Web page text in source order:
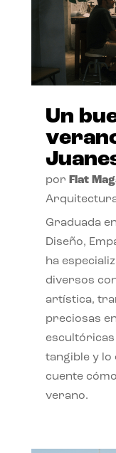
Un
por Flat
Graduada
Diseño,
ha
diversos
artística,
preciosas
tangible y lo
cuente
verano.